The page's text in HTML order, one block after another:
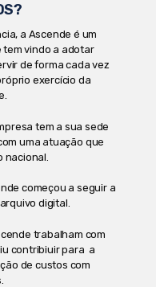
a Ascende é um
vindo a adotar
de forma cada vez
exercício da
tem a sua sede
uma atuação que
começou a seguir a
digital.
trabalham com
contribiuir para a
de custos com